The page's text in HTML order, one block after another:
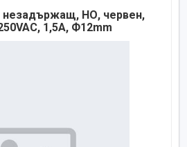
незадържащ, НО, червен,
1,5A, Ф12mm